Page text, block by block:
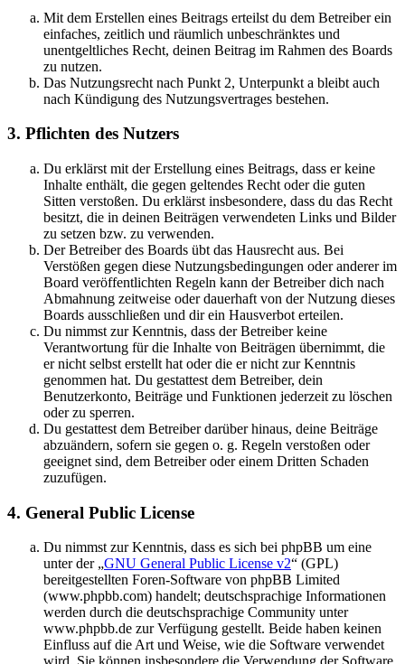
Mit dem Erstellen eines Beitrags erteilst du dem Betreiber ein
einfaches, zeitlich und räumlich unbeschränktes und
unentgeltliches Recht, deinen Beitrag im Rahmen des Boards
zu nutzen.
Das Nutzungsrecht nach Punkt 2, Unterpunkt a bleibt auch
nach Kündigung des Nutzungsvertrages bestehen.
3. Pflichten des Nutzers
Du erklärst mit der Erstellung eines Beitrags, dass er keine
Inhalte enthält, die gegen geltendes Recht oder die guten
Sitten verstoßen. Du erklärst insbesondere, dass du das Recht
besitzt, die in deinen Beiträgen verwendeten Links und Bilder
zu setzen bzw. zu verwenden.
Der Betreiber des Boards übt das Hausrecht aus. Bei
Verstößen gegen diese Nutzungsbedingungen oder anderer im
Board veröffentlichten Regeln kann der Betreiber dich nach
Abmahnung zeitweise oder dauerhaft von der Nutzung dieses
Boards ausschließen und dir ein Hausverbot erteilen.
Du nimmst zur Kenntnis, dass der Betreiber keine
Verantwortung für die Inhalte von Beiträgen übernimmt, die
er nicht selbst erstellt hat oder die er nicht zur Kenntnis
genommen hat. Du gestattest dem Betreiber, dein
Benutzerkonto, Beiträge und Funktionen jederzeit zu löschen
oder zu sperren.
Du gestattest dem Betreiber darüber hinaus, deine Beiträge
abzuändern, sofern sie gegen o. g. Regeln verstoßen oder
geeignet sind, dem Betreiber oder einem Dritten Schaden
zuzufügen.
4. General Public License
Du nimmst zur Kenntnis, dass es sich bei phpBB um eine
unter der „GNU General Public License v2“ (GPL)
bereitgestellten Foren-Software von phpBB Limited
(www.phpbb.com) handelt; deutschsprachige Informationen
werden durch die deutschsprachige Community unter
www.phpbb.de zur Verfügung gestellt. Beide haben keinen
Einfluss auf die Art und Weise, wie die Software verwendet